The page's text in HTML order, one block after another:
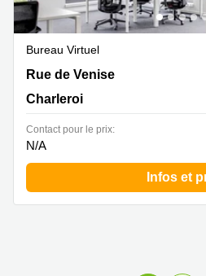
Bureau Virtuel
Rue de Venise 21,-1, REZ et
Rue de Venise
Charleroi
Contact pour le prix:
N/A
Infos et